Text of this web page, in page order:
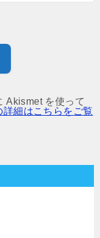
Akismet を使って
細はこちらをご覧